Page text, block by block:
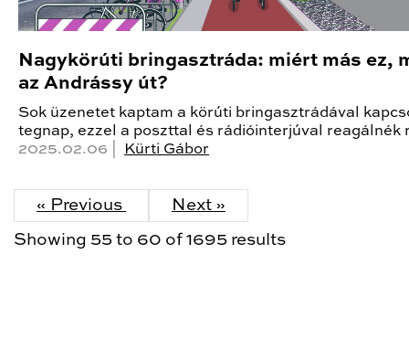
Nagykörúti bringasztráda: miért más ez,
az Andrássy út?
Sok üzenetet kaptam a körúti bringasztrádával
tegnap, ezzel a poszttal és rádióinterjúval reagálnék
2025.02.06 |
Kürti Gábor
« Previous Next »
Showing 55 to 60 of 1695 results